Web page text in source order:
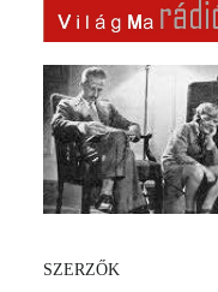
SZERZŐK